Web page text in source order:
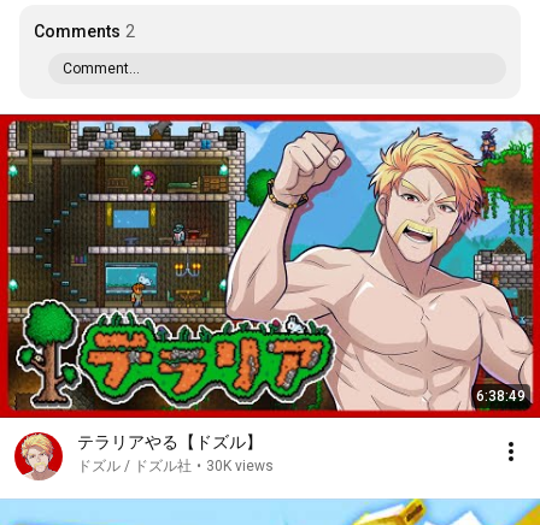
Comments 2
Comment...
6:38:49
テラリアやる【ドズル】
ドズル / ドズル社 • 30K views